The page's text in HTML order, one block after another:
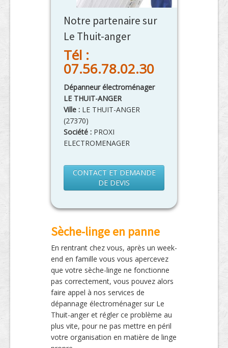
Notre partenaire sur
Le Thuit-anger
Tél :
07.56.78.02.30
Dépanneur électroménager
LE THUIT-ANGER
Ville : LE THUIT-ANGER
(27370)
Société : PROXI
ELECTROMENAGER
CONTACT ET DEMANDE
DE DEVIS
Sèche-linge en panne
En rentrant chez vous, après un week-
end en famille vous vous apercevez
que votre sèche-linge ne fonctionne
pas correctement, vous pouvez alors
faire appel à nos services de
dépannage électroménager sur Le
Thuit-anger et régler ce problème au
plus vite, pour ne pas mettre en péril
votre organisation en matière de linge